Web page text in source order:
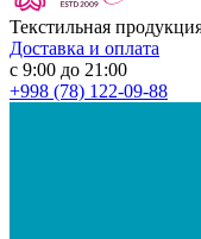
Текстильная
Доставка и оплата
с 9:00 до 21:00
+998 (78) 122-09-88